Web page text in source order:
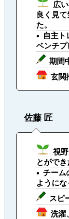
広
良く見
た。
自主ト
ベンチプ
期間
玄関
佐藤 匠
視
とができ
チーム
ようにな
スピ
洗濯